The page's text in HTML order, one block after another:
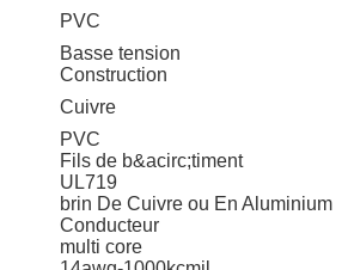
PVC
Basse tension
Construction
Cuivre
PVC
Fils de b&acirc;timent
UL719
brin De Cuivre ou En Aluminium
Conducteur
multi core